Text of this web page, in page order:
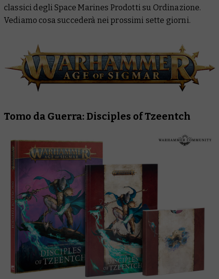
Warhammer Plus
classici degli Space Marines Prodotti su Ordinazione.
Vediamo cosa succederà nei prossimi sette giorni.
Tomo da Guerra: Disciples of Tzeentch